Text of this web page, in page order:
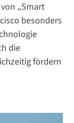
„Smart
besonders
die
fördern